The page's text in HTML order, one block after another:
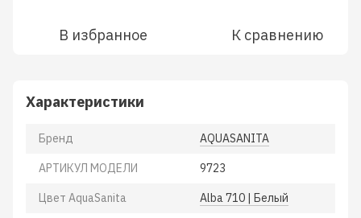
В избранное К сравнению
Характеристики
Бренд AQUASANITA
АРТИКУЛ МОДЕЛИ 9723
Цвет AquaSanita Alba 710 | Белый